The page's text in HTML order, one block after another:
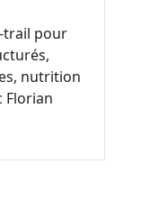
trail pour
nutrition
Florian